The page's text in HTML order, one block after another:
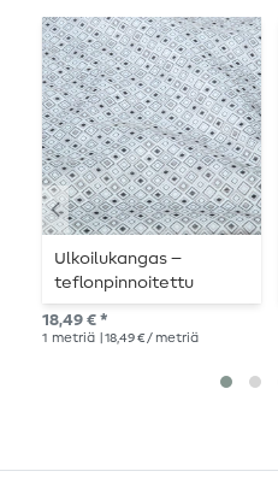
Ulkoilukangas –
teflonpinnoitettu
jacquard-kuvio, neliöt,
ecru ja musta
18,49 € *
1 metriä | 18,49 € / metriä